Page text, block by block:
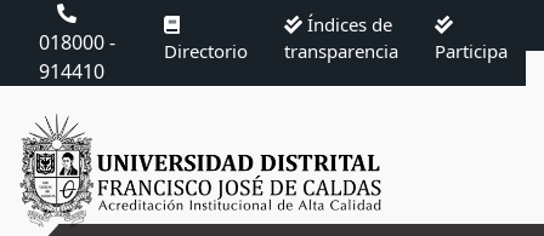
018000 -
914410
Directorio
Índices de
transparencia
Participa